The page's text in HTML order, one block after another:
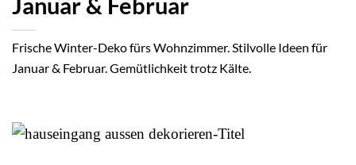
Januar & Februar
Frische Winter-Deko fürs Wohnzimmer. Stilvolle Ideen für
Januar & Februar. Gemütlichkeit trotz Kälte.